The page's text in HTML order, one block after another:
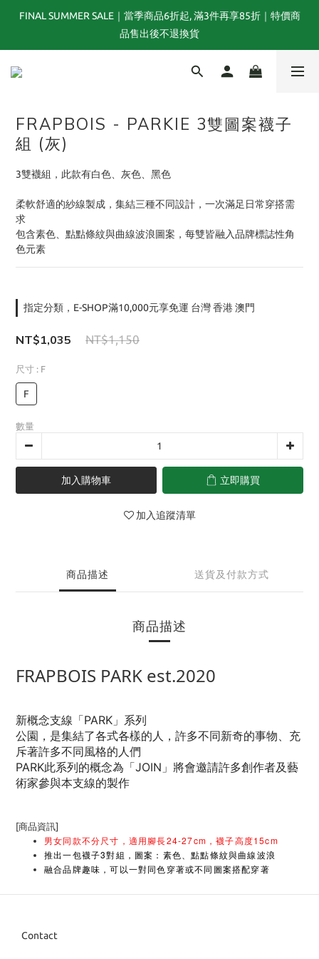
夏末選品特別企劃｜1折起｜特價商品售出後不退換貨
FINAL SUMMER SALE｜當季商品6折起, 滿3件再享85折｜特價商
品售出後不退換貨
TOGA x NTS capsule collection will be launching on 31st JULY
夏末選品特別企劃｜1折起｜特價商品售出後不退換貨
FRAPBOIS - PARKIE 3雙圖案襪子
組 (灰)
3雙襪組，此款有白色、灰色、黑色
柔軟舒適的紗線製成，集結三種不同設計，一次滿足日常穿搭需
求
包含素色、點點條紋與曲線波浪圖案，每雙皆融入品牌標誌性角
色元素
指定分類，E-SHOP滿10,000元享免運 台灣 香港 澳門
NT$1,035 NT$1,150
尺寸 : F
F
數量
加入購物車 立即購買
加入追蹤清單
商品描述 送貨及付款方式
商品描述
FRAPBOIS PARK est.2020
新概念支線 「PARK」系列
公園，是集結了各式各樣的人， 許多不同新奇的事物、充
斥著許多不同風格的人們
PARK此系列的概念為「JOIN」 將會邀請許多創作者及藝
術家參與本支線的製作
[商品資訊]
男女同款不分尺寸，適用腳長24-27cm，襪子高度15cm
推出一包襪子3對組，圖案：素色、點點條紋與曲線波浪
融合品牌趣味，可以一對同色穿著或不同圖案搭配穿著
Contact